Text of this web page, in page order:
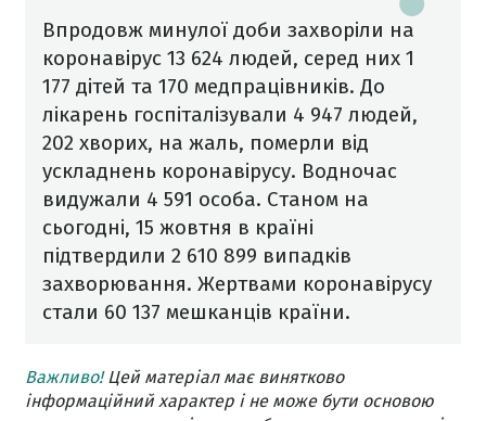
Впродовж минулої доби захворіли на
коронавірус 13 624 людей, серед них 1
177 дітей та 170 медпрацівників. До
лікарень госпіталізували 4 947 людей,
202 хворих, на жаль, померли від
ускладнень коронавірусу. Водночас
видужали 4 591 особа. Станом на
сьогодні, 15 жовтня в країні
підтвердили 2 610 899 випадків
захворювання. Жертвами коронавірусу
стали 60 137 мешканців країни.
Важливо!Цей матеріал має винятково
інформаційний характер і не може бути основою